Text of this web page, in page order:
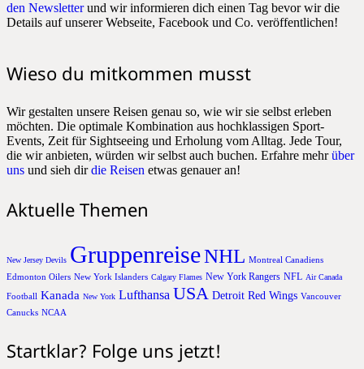
den Newsletterund wir informieren dich einen Tag bevor wir die
Details auf unserer Webseite, Facebook und Co. veröffentlichen!
Wieso du mitkommen musst
Wir gestalten unsere Reisen genau so, wie wir sie selbst erleben
möchten. Die optimale Kombination aus hochklassigen Sport-
Events, Zeit für Sightseeing und Erholung vom Alltag. Jede Tour,
die wir anbieten, würden wir selbst auch buchen. Erfahre mehrüber
uns und sieh dirdie Reisen etwas genauer an!
Aktuelle Themen
New Jersey Devils GruppenreiseNHL Montreal Canadiens
Edmonton Oilers New York Islanders Calgary Flames New York Rangers NFL Air Canada
Football Kanada New York Lufthansa USA Detroit Red Wings Vancouver
Canucks NCAA
Startklar? Folge uns jetzt!